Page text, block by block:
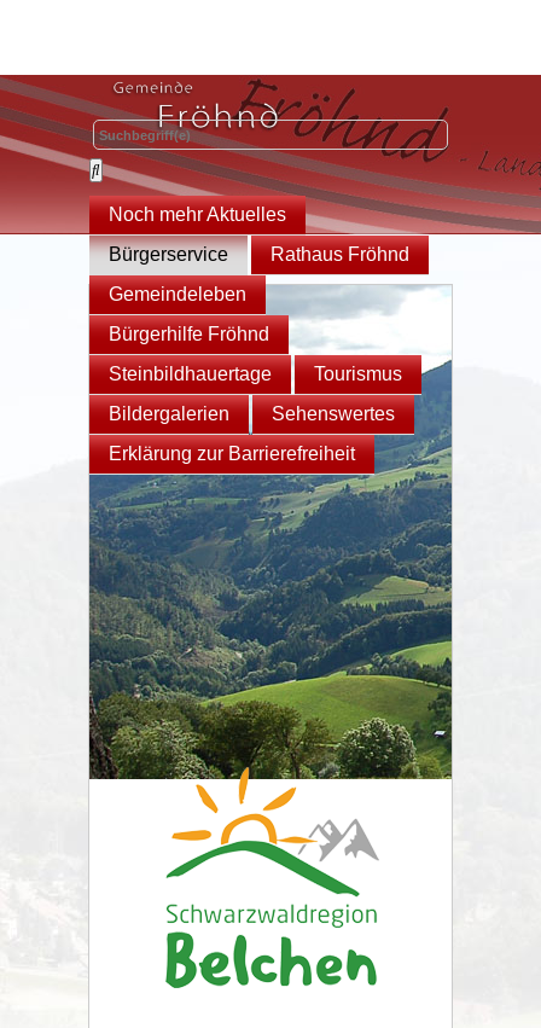
Noch mehr Aktuelles
Bürgerservice
Rathaus Fröhnd
Gemeindeleben
Bürgerhilfe Fröhnd
Steinbildhauertage
Tourismus
Bildergalerien
Sehenswertes
Erklärung zur Barrierefreiheit